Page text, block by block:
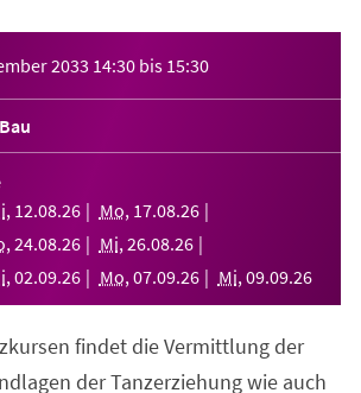
2033 14:30 bis 15:30
, 12.08.26 Mo, 17.08.26
, 24.08.26 Mi, 26.08.26
, 02.09.26 Mo, 07.09.26 Mi, 09.09.26
findet die Vermittlung der
der Tanzerziehung wie auch